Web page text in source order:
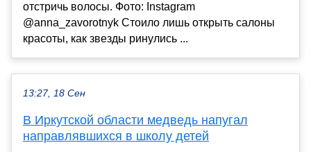
отстричь волосы. Фото: Instagram
@anna_zavorotnyk Стоило лишь открыть салоны
красоты, как звезды ринулись ...
13:27, 18 Сен
В Иркутской области медведь напугал
направлявшихся в школу детей